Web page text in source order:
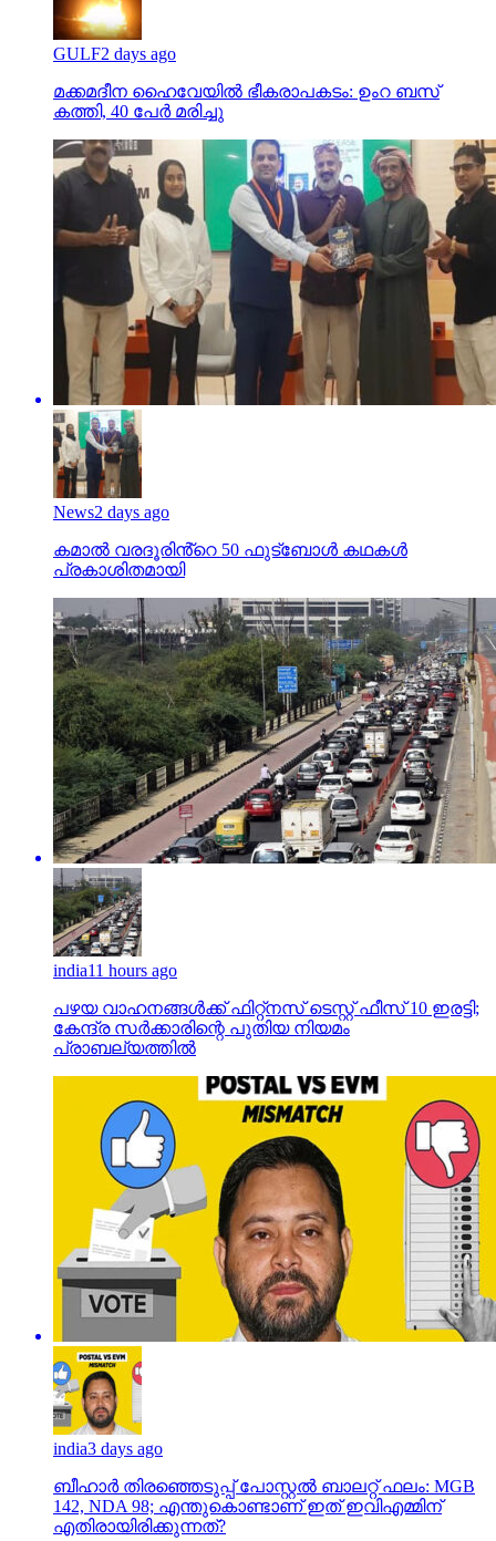
GULF2 days ago
മക്കമദീന ഹൈവേയില്‍ ഭീകരാപകടം: ഉംറ ബസ്
കത്തി, 40 പേര്‍ മരിച്ചു
News2 days ago
കമാൽ വരദൂരിൻ്റെ 50 ഫുട്ബോൾ കഥകൾ
പ്രകാശിതമായി
india11 hours ago
പഴയ വാഹനങ്ങള്‍ക്ക് ഫിറ്റ്‌നസ് ടെസ്റ്റ് ഫീസ് 10 ഇരട്ടി;
കേന്ദ്ര സര്‍ക്കാരിന്റെ പുതിയ നിയമം
പ്രാബല്യത്തില്‍
india3 days ago
ബീഹാർ തിരഞ്ഞെടുപ്പ് പോസ്റ്റൽ ബാലറ്റ് ഫലം: MGB
142, NDA 98; എന്തുകൊണ്ടാണ് ഇത് ഇവിഎമ്മിന്
എതിരായിരിക്കുന്നത്?